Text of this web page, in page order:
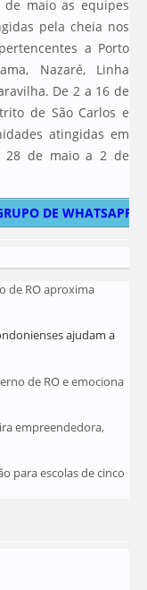
de maio as equipes
pela cheia nos
a Porto
Nazaré, Linha
De 2 a 16 de
de São Carlos e
atingidas em
28 de maio a 2 de
DE WHATSAPP
de RO aproxima
ajudam a
de RO e emociona
empreendedora,
para escolas de cinco